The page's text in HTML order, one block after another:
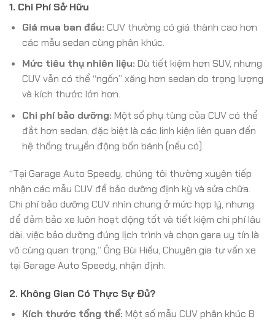
1. Chi Phí Sở Hữu
Giá mua ban đầu: CUV thường có giá thành cao hơn
các mẫu sedan cùng phân khúc.
Mức tiêu thụ nhiên liệu: Dù tiết kiệm hơn SUV, nhưng
CUV vẫn có thể “ngốn” xăng hơn sedan do trọng lượng
và kích thước lớn hơn.
Chi phí bảo dưỡng: Một số phụ tùng của CUV có thể
đắt hơn sedan, đặc biệt là các linh kiện liên quan đến
hệ thống truyền động bốn bánh (nếu có).
“Tại Garage Auto Speedy, chúng tôi thường xuyên tiếp
nhận các mẫu CUV để bảo dưỡng định kỳ và sửa chữa.
Chi phí bảo dưỡng CUV nhìn chung ở mức hợp lý, nhưng
để đảm bảo xe luôn hoạt động tốt và tiết kiệm chi phí lâu
dài, việc bảo dưỡng đúng lịch trình và chọn gara uy tín là
vô cùng quan trọng,” Ông Bùi Hiếu, Chuyên gia tư vấn xe
tại Garage Auto Speedy, nhận định.
2. Không Gian Có Thực Sự Đủ?
Kích thước tổng thể: Một số mẫu CUV phân khúc B